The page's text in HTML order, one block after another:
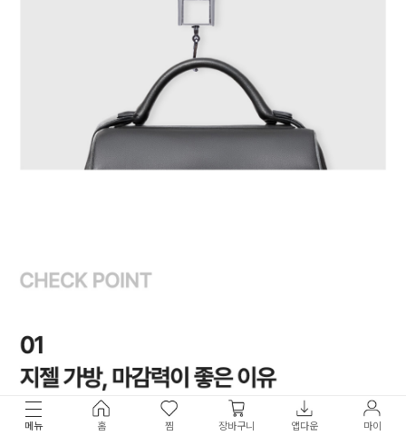
메뉴 홈 찜 장바구니 앱다운 마이